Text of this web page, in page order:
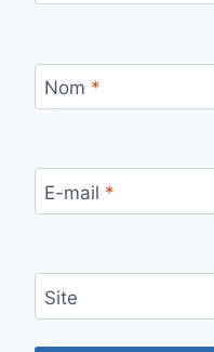
Nom *
E-mail *
Site